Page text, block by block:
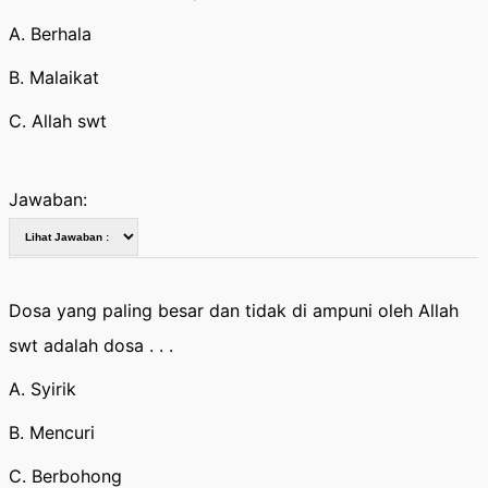
A. Berhala
B. Malaikat
C. Allah swt
Jawaban:
Dosa yang paling besar dan tidak di ampuni oleh Allah
swt adalah dosa . . .
A. Syirik
B. Mencuri
C. Berbohong